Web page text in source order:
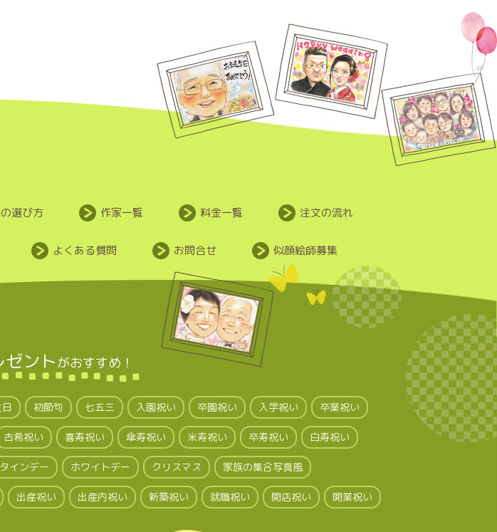
選び方 作家一覧 料金一覧 注文の流れ
よくある質問 お問合せ 似顔絵師募集
ントがおすすめ！
初節句 七五三 入園祝い 卒園祝い 入学祝い 卒業祝い
古希祝い 喜寿祝い 傘寿祝い 米寿祝い 卒寿祝い 白寿祝い
インデー ホワイトデー クリスマス 家族の集合写真風
出産祝い 出産内祝い 新築祝い 就職祝い 開店祝い 開業祝い